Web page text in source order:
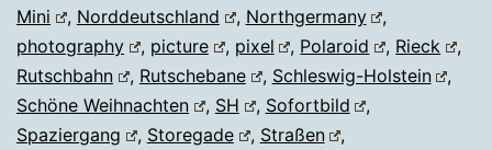
Mini
, Norddeutschland , Northgermany
,
photography
, picture , pixel , Polaroid , Rieck
,
Rutschbahn
, Rutschebane , Schleswig-Holstein
,
Schöne Weihnachten
, SH , Sofortbild
,
Spaziergang
, Storegade , Straßen
,